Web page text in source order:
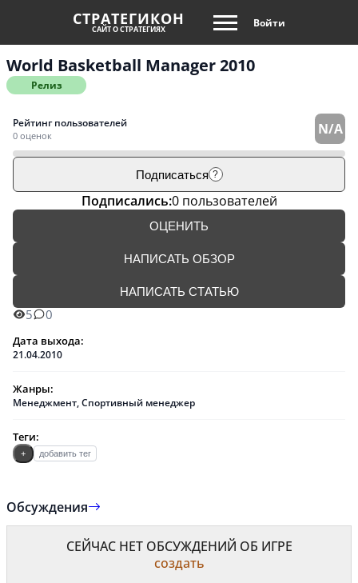
СТРАТЕГИКОН
САЙТ О СТРАТЕГИЯХ Войти
World Basketball Manager 2010
Релиз
Рейтинг пользователей
0 оценок N/A
Подписаться ?
Подписались:0 пользователей
ОЦЕНИТЬ
НАПИСАТЬ ОБЗОР
НАПИСАТЬ СТАТЬЮ
5 0
Дата выхода:
21.04.2010
Жанры:
Менеджмент,Спортивный менеджер
Теги:
+ добавить тег
Обсуждения
СЕЙЧАС НЕТ ОБСУЖДЕНИЙ ОБ ИГРЕ
создать